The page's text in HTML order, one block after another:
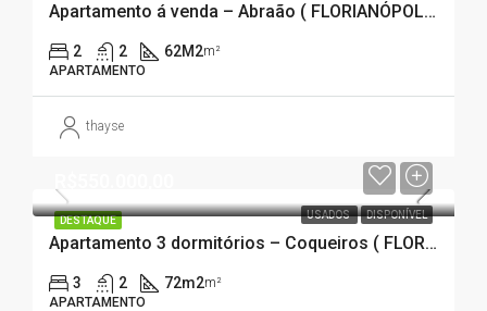
Apartamento á venda – Abraão ( FLORIANÓPOLIS – SC)
2 2 62M2m²
APARTAMENTO
thayse
DESTAQUE USADOS DISPONÍVEL
Apartamento 3 dormitórios – Coqueiros ( FLORIANÓPOLIS – SC)
3 2 72m2m²
APARTAMENTO